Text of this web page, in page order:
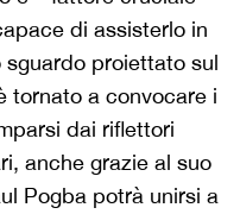
di assisterlo in
proiettato sul
tornato a convocare i
dai riflettori
anche grazie al suo
Pogba potrà unirsi a